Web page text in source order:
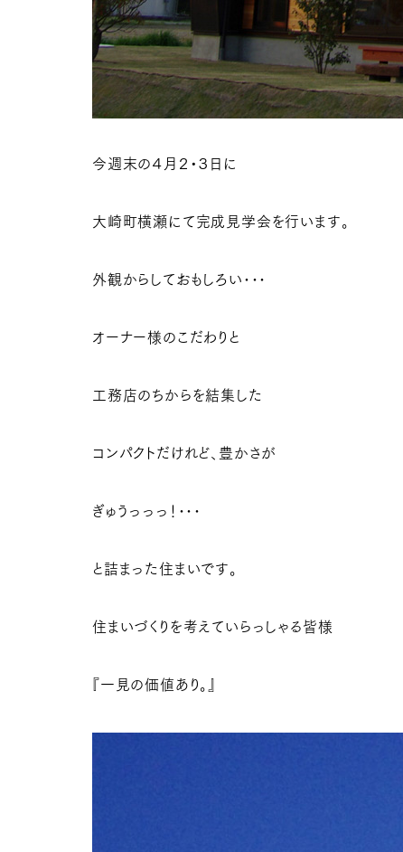
今週末の４月２・３日に
大崎町横瀬にて完成見学会を行います。
外観からしておもしろい･･･
オーナー様のこだわりと
工務店のちからを結集した
コンパクトだけれど、豊かさが
ぎゅうっっっ！･･･
と詰まった住まいです。
住まいづくりを考えていらっしゃる皆様
『一見の価値あり。』